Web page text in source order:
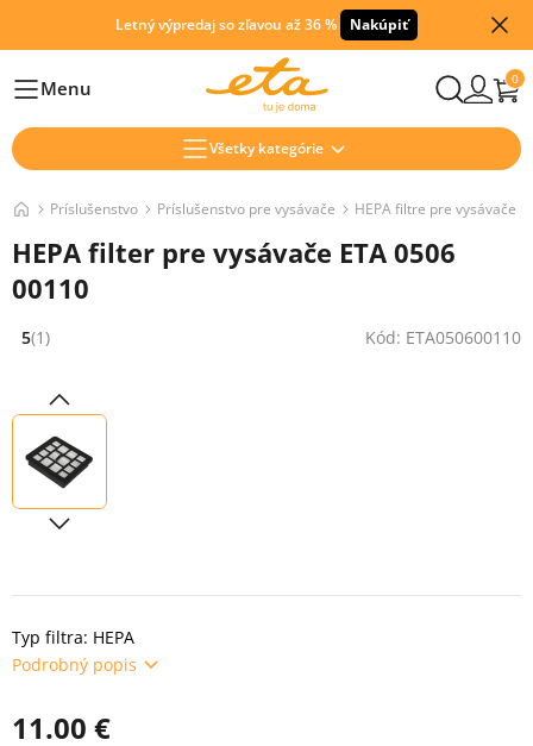
Letný výpredaj so zľavou až 36 % Nakúpiť
HlavníMenu 0
Všetky kategórie
Príslušenstvo Príslušenstvo pre vysávače HEPA filtre pre vysávače
HEPA filter pre vysávače ETA 0506
00110
Hodnocení: 5 z 5 (1 recenzí)
5(1) Kód: ETA050600110
Typ filtra: HEPA
Podrobný popis
11.00 €